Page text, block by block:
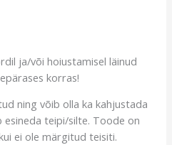
ja/või hoiustamisel läinud
korras!
ning võib olla ka kahjustada
esineda teipi/silte. Toode on
ei ole märgitud teisiti.